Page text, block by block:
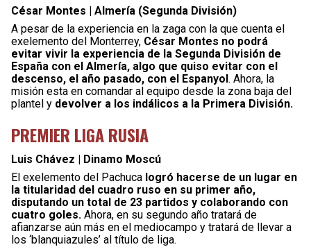
César Montes | Almería (Segunda División)
A pesar de la experiencia en la zaga con la que cuenta el
exelemento del Monterrey, César Montes no podrá
evitar vivir la experiencia de la Segunda División de
España con el Almería, algo que quiso evitar con el
descenso, el año pasado, con el Espanyol. Ahora, la
misión esta en comandar al equipo desde la zona baja del
plantel y devolver a los indálicos a la Primera División.
PREMIER LIGA RUSIA
Luis Chávez | Dinamo Moscú
El exelemento del Pachuca logró hacerse de un lugar en
la titularidad del cuadro ruso en su primer año,
disputando un total de 23 partidos y colaborando con
cuatro goles. Ahora, en su segundo año tratará de
afianzarse aún más en el mediocampo y tratará de llevar a
los ‘blanquiazules’ al título de liga.